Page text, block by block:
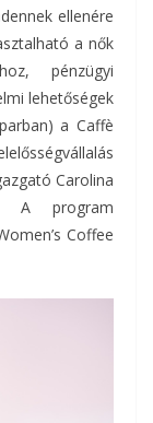
ellenére
a nők
pénzügyi
lehetőségek
a Caffè
Carolina
A program
Coffee